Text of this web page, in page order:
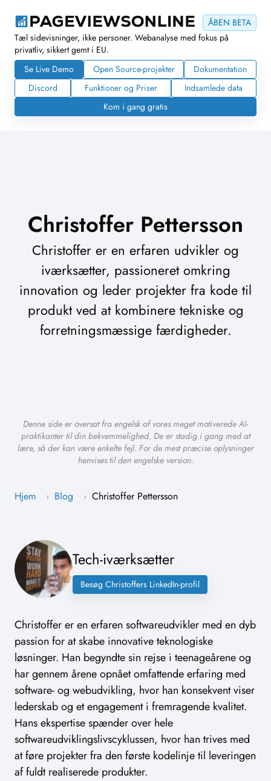
ÅBEN BETA
Tæl sidevisninger, ikke personer. Webanalyse med fokus på
privatliv, sikkert gemt i EU.
Se Live Demo
Open Source-projekter
Dokumentation
Discord
Funktioner og Priser
Indsamlede data
Kom i gang gratis
Christoffer Pettersson
Christoffer er en erfaren udvikler og
iværksætter, passioneret omkring
innovation og leder projekter fra kode til
produkt ved at kombinere tekniske og
forretningsmæssige færdigheder.
Denne side er oversat fra engelsk af vores meget motiverede AI-
praktikanter til din bekvemmelighed. De er stadig i gang med at
lære, så der kan være enkelte fejl. For de mest præcise oplysninger
henvises til den engelske version.
Hjem › Blog › Christoffer Pettersson
Tech-iværksætter
Besøg Christoffers LinkedIn-profil
Christoffer er en erfaren softwareudvikler med en dyb
passion for at skabe innovative teknologiske
løsninger. Han begyndte sin rejse i teenageårene og
har gennem årene opnået omfattende erfaring med
software- og webudvikling, hvor han konsekvent viser
lederskab og et engagement i fremragende kvalitet.
Hans ekspertise spænder over hele
softwareudviklingslivscyklussen, hvor han trives med
at føre projekter fra den første kodelinje til leveringen
af fuldt realiserede produkter.